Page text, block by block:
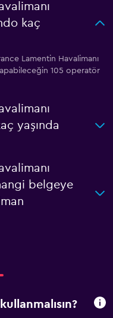
kaç
Lamentin Havalimanı
105 operatör
yaşında
belgeye